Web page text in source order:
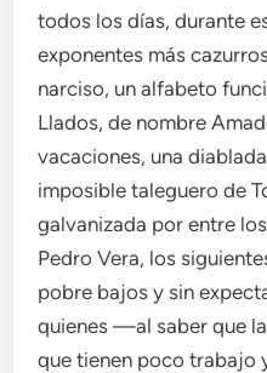
todos los días, durante
exponentes más
narciso, un alfabeto
Llados, de nombre
vacaciones, una
imposible taleguero de
galvanizada por entre
Pedro Vera, los
pobre bajos y sin
quienes —al saber que
que tienen poco trabajo